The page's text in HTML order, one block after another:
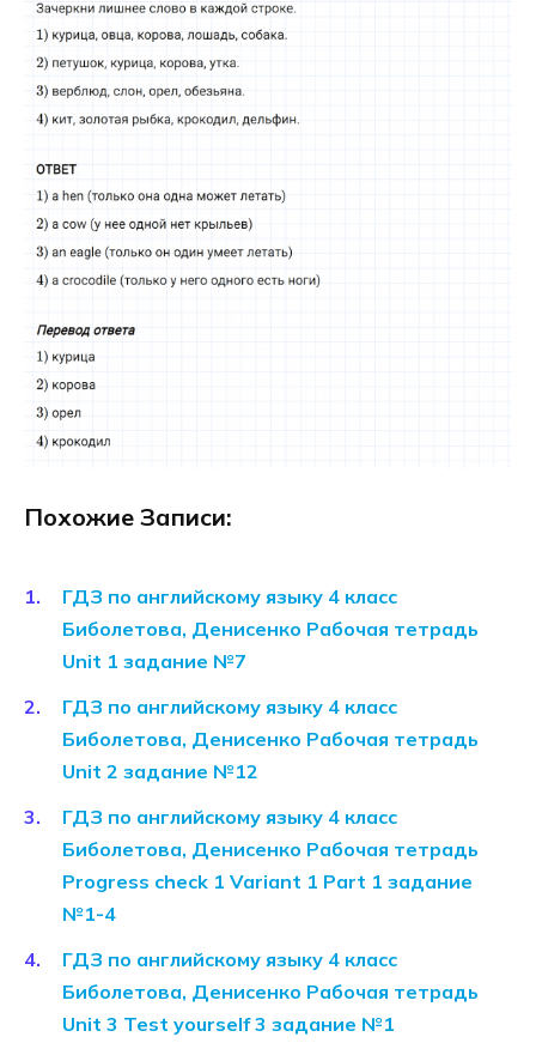
Похожие Записи:
ГДЗ по английскому языку 4 класс
Биболетова, Денисенко Рабочая тетрадь
Unit 1 задание №7
ГДЗ по английскому языку 4 класс
Биболетова, Денисенко Рабочая тетрадь
Unit 2 задание №12
ГДЗ по английскому языку 4 класс
Биболетова, Денисенко Рабочая тетрадь
Progress check 1 Variant 1 Part 1 задание
№1-4
ГДЗ по английскому языку 4 класс
Биболетова, Денисенко Рабочая тетрадь
Unit 3 Test yourself 3 задание №1